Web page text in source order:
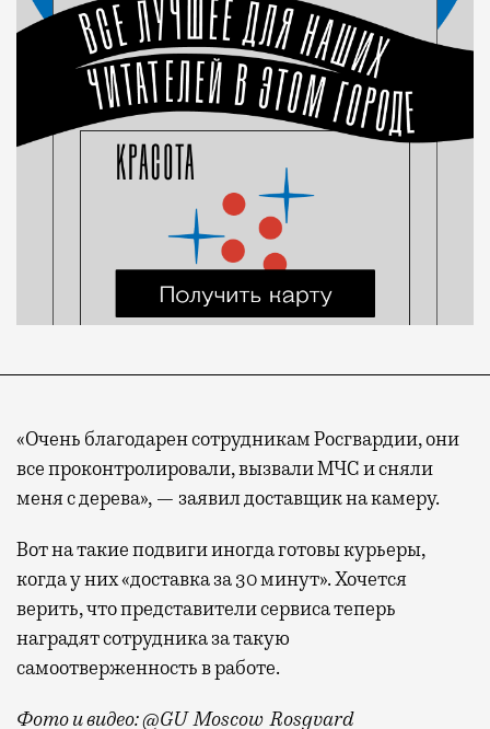
«Очень благодарен сотрудникам Росгвардии, они
все проконтролировали, вызвали МЧС и сняли
меня с дерева», — заявил доставщик на камеру.
Вот на такие подвиги иногда готовы курьеры,
когда у них «доставка за 30 минут». Хочется
верить, что представители сервиса теперь
наградят сотрудника за такую
самоотверженность в работе.
Фото и видео: @GU_Moscow_Rosgvard